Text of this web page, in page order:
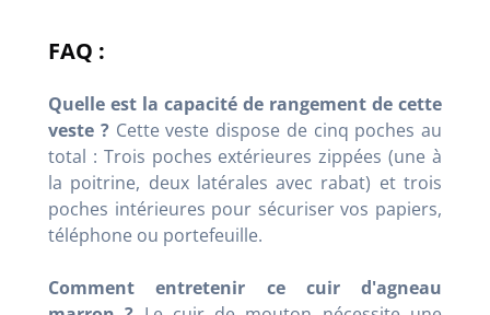
FAQ :
Quelle est la capacité de rangement de cette
veste ?Cette veste dispose de cinq poches au
total : Trois poches extérieures zippées (une à
la poitrine, deux latérales avec rabat) et trois
poches intérieures pour sécuriser vos papiers,
téléphone ou portefeuille.
Comment entretenir ce cuir d'agneau